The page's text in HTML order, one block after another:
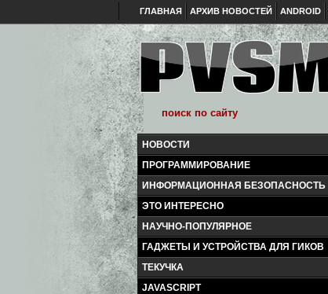
ГЛАВНАЯ АРХИВ НОВОСТЕЙ ANDROID
НОВОСТИ
ПРОГРАММИРОВАНИЕ
ИНФОРМАЦИОННАЯ БЕЗОПАСНОСТЬ
ЭТО ИНТЕРЕСНО
НАУЧНО-ПОПУЛЯРНОЕ
ГАДЖЕТЫ И УСТРОЙСТВА ДЛЯ ГИКОВ
ТЕКУЧКА
JAVASCRIPT